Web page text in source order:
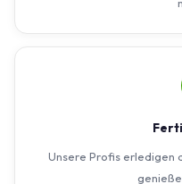
Unsere Profis erledigen